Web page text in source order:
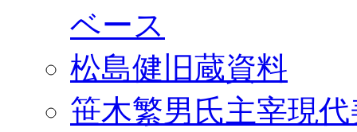
ベース
松島健旧蔵資料
笹木繁男氏主宰現